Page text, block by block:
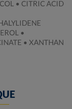
• CITRIC ACID
•
• XANTHAN